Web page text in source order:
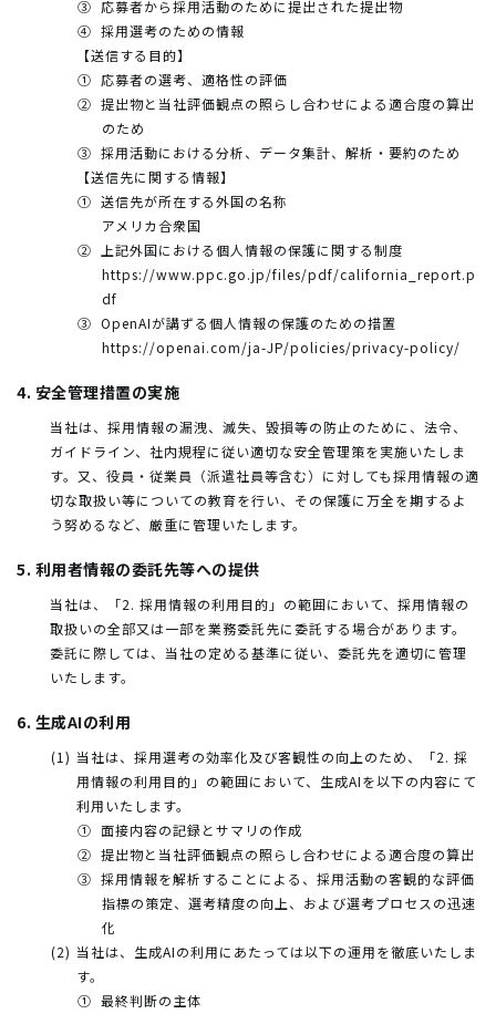
応募者から採用活動のために提出された提出物
採用選考のための情報
【送信する目的】
応募者の選考、適格性の評価
提出物と当社評価観点の照らし合わせによる適合度の算出
のため
採用活動における分析、データ集計、解析・要約のため
【送信先に関する情報】
送信先が所在する外国の名称
アメリカ合衆国
上記外国における個人情報の保護に関する制度
https://www.ppc.go.jp/files/pdf/california_report.p
df
OpenAIが講ずる個人情報の保護のための措置
https://openai.com/ja-JP/policies/privacy-policy/
4. 安全管理措置の実施
当社は、採用情報の漏洩、滅失、毀損等の防止のために、法令、
ガイドライン、社内規程に従い適切な安全管理策を実施いたしま
す。又、役員・従業員（派遣社員等含む）に対しても採用情報の適
切な取扱い等についての教育を行い、その保護に万全を期するよ
う努めるなど、厳重に管理いたします。
5. 利用者情報の委託先等への提供
当社は、「2. 採用情報の利用目的」の範囲において、採用情報の
取扱いの全部又は一部を業務委託先に委託する場合があります。
委託に際しては、当社の定める基準に従い、委託先を適切に管理
いたします。
6. 生成AIの利用
当社は、採用選考の効率化及び客観性の向上のため、「2. 採
用情報の利用目的」の範囲において、生成AIを以下の内容にて
利用いたします。
面接内容の記録とサマリの作成
提出物と当社評価観点の照らし合わせによる適合度の算出
採用情報を解析することによる、採用活動の客観的な評価
指標の策定、選考精度の向上、および選考プロセスの迅速
化
当社は、生成AIの利用にあたっては以下の運用を徹底いたしま
す。
最終判断の主体